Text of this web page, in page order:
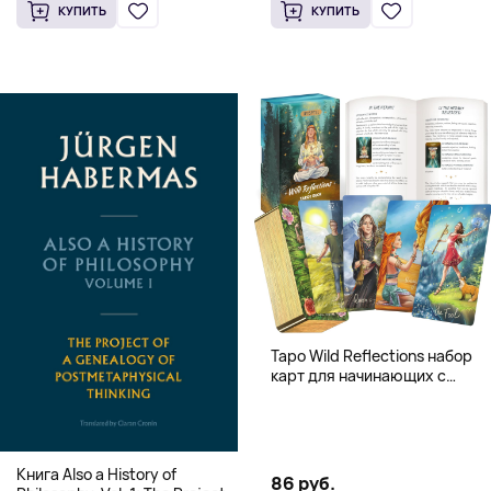
переплет)
КУПИТЬ КУПИТЬ
Книга Also a History of
Таро Wild Reflections набор
карт для начинающих с
86 руб.